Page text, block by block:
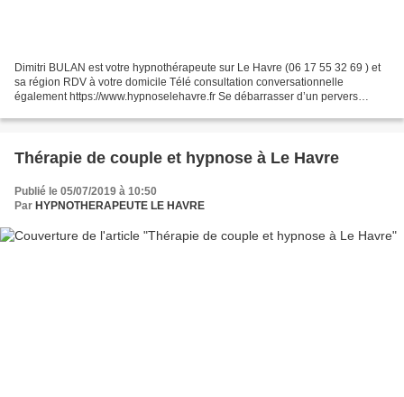
Dimitri BULAN est votre hypnothérapeute sur Le Havre (06 17 55 32 69 ) et
sa région RDV à votre domicile Télé consultation conversationnelle
également https://www.hypnoselehavre.fr Se débarrasser d’un pervers
Thérapie de couple et hypnose à Le Havre
Publié le 05/07/2019 à 10:50
Par HYPNOTHERAPEUTE LE HAVRE